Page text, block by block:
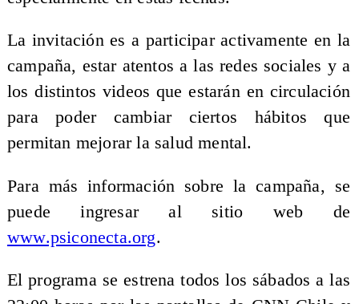
La invitación es a participar activamente en la
campaña, estar atentos a las redes sociales y a
los distintos videos que estarán en circulación
para poder cambiar ciertos hábitos que
permitan mejorar la salud mental.
Para más información sobre la campaña, se
puede ingresar al sitio web de
www.psiconecta.org.
El programa se estrena todos los sábados a las